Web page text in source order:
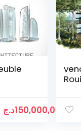
150,000,000د.ج